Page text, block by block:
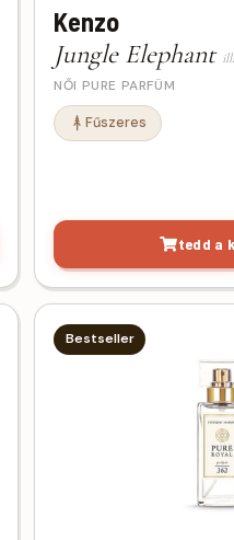
Kenzo
Jungle Elephant
NŐI PURE PARFÜM
Fűszeres
tedd a
Bestseller